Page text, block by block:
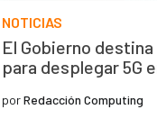
NOTICIAS
El Gobierno
para desplegar 5G
porRedacción Computing